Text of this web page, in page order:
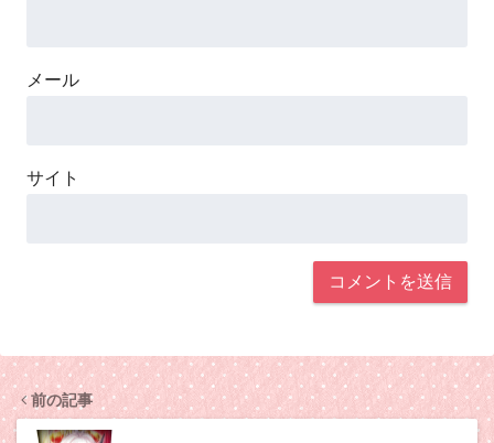
メール
サイト
前の記事